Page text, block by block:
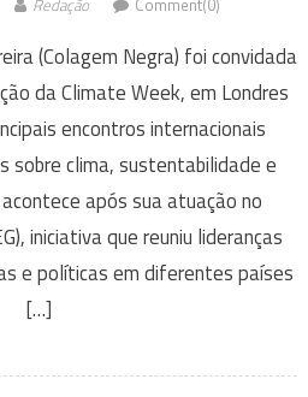
Redação Comment(0)
(Colagem Negra) foi convidada
da Climate Week, em Londres
encontros internacionais
sobre clima, sustentabilidade e
após sua atuação no
iniciativa que reuniu lideranças
e políticas em diferentes países
[…]